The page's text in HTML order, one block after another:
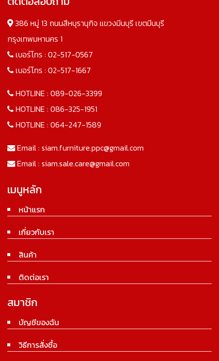
386 หมู่ 13 ถนนสีหบุรานุกิจ แขวงมีนบุรี เขตมีนบุรี
กรุงเทพมหานคร 1
เบอร์โทร : 02-517-0567
เบอร์โทร : 02-517-1667
HOTLINE : 089-026-3399
HOTLINE : 086-325-1951
HOTLINE : 064-247-1589
Email : siam.furniture.ppc@gmail.com
Email : siam.sale.care@gmail.com
เมนูหลัก
หน้าแรก
เกี่ยวกับเรา
สินค้า
ติดต่อเรา
สมาชิก
บัญชีของฉัน
วิธีการสั่งซื้อ